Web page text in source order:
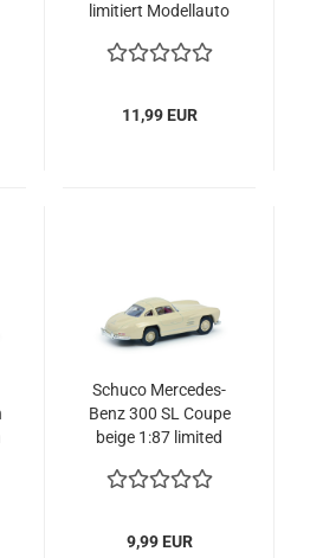
limitiert Modellauto
11,99 EUR
Schuco Mercedes-
Benz 300 SL Coupe
beige 1:87 limited
9,99 EUR